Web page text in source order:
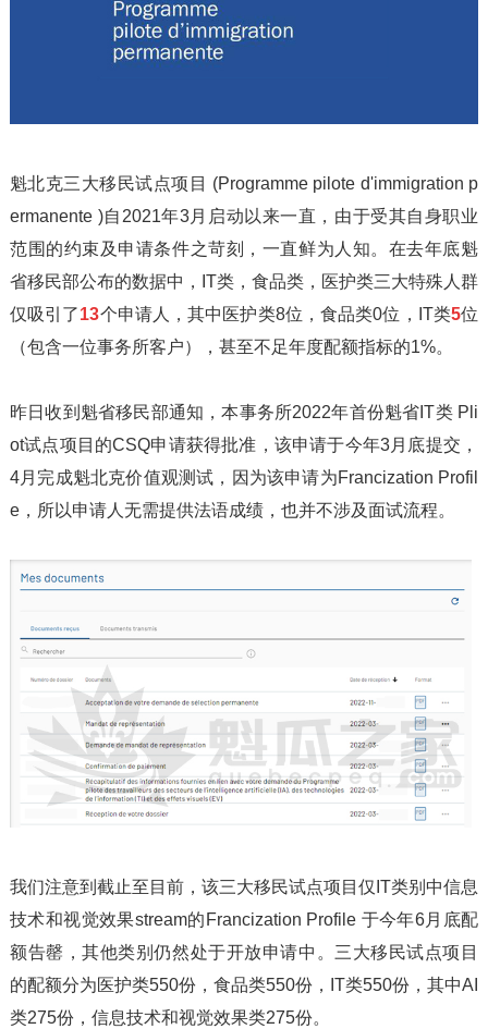
魁北克三大移民试点项目 (Programme pilote d'immigration p
ermanente )自2021年3月启动以来一直，由于受其自身职业
范围的约束及申请条件之苛刻，一直鲜为人知。在去年底魁
省移民部公布的数据中，IT类，食品类，医护类三大特殊人群
仅吸引了13个申请人，其中医护类8位，食品类0位，IT类5位
（包含一位事务所客户），甚至不足年度配额指标的1%。
昨日收到魁省移民部通知，本事务所2022年首份魁省IT类 Pli
ot试点项目的CSQ申请获得批准，该申请于今年3月底提交，
4月完成魁北克价值观测试，因为该申请为Francization Profil
e，所以申请人无需提供法语成绩，也并不涉及面试流程。
我们注意到截止至目前，该三大移民试点项目仅IT类别中信息
技术和视觉效果stream的Francization Profile 于今年6月底配
额告罄，其他类别仍然处于开放申请中。三大移民试点项目
的配额分为医护类550份，食品类550份，IT类550份，其中AI
类275份，信息技术和视觉效果类275份。